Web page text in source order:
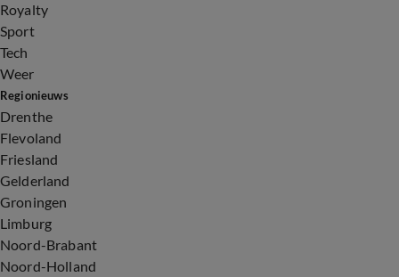
Royalty
Sport
Tech
Weer
Regionieuws
Drenthe
Flevoland
Friesland
Gelderland
Groningen
Limburg
Noord-Brabant
Noord-Holland